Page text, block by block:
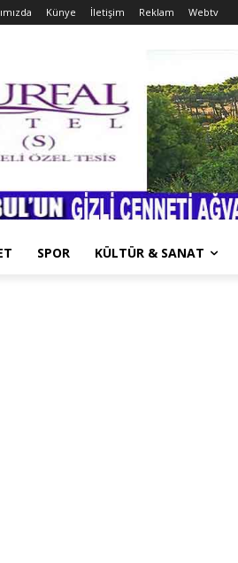
Künye İletişim Reklam Webtv
SPOR KÜLTÜR & SANAT